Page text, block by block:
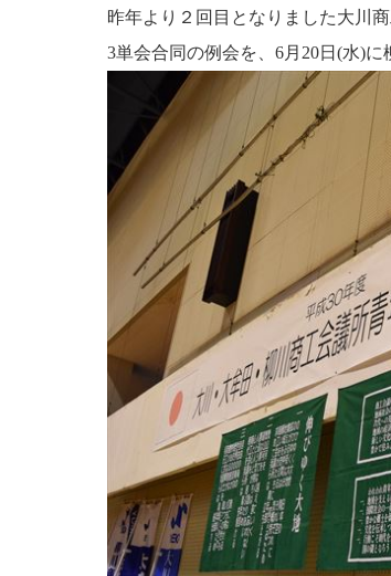
昨年より２回目となりました大川
3単会合同の例会を、6月20日(水)に